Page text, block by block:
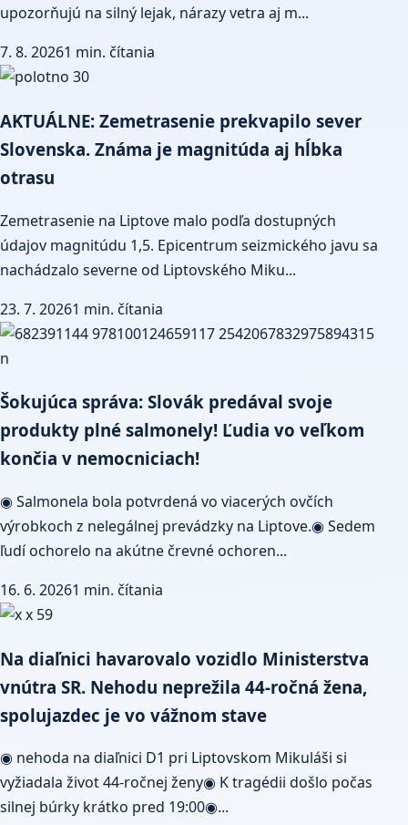
upozorňujú na silný lejak, nárazy vetra aj m...
7. 8. 20261 min. čítania
AKTUÁLNE: Zemetrasenie prekvapilo sever
Slovenska. Známa je magnitúda aj hĺbka
otrasu
Zemetrasenie na Liptove malo podľa dostupných
údajov magnitúdu 1,5. Epicentrum seizmického javu sa
nachádzalo severne od Liptovského Miku...
23. 7. 20261 min. čítania
Šokujúca správa: Slovák predával svoje
produkty plné salmonely! Ľudia vo veľkom
končia v nemocniciach!
◉ Salmonela bola potvrdená vo viacerých ovčích
výrobkoch z nelegálnej prevádzky na Liptove.◉ Sedem
ľudí ochorelo na akútne črevné ochoren...
16. 6. 20261 min. čítania
Na diaľnici havarovalo vozidlo Ministerstva
vnútra SR. Nehodu neprežila 44-ročná žena,
spolujazdec je vo vážnom stave
◉ nehoda na diaľnici D1 pri Liptovskom Mikuláši si
vyžiadala život 44-ročnej ženy◉ K tragédii došlo počas
silnej búrky krátko pred 19:00◉...